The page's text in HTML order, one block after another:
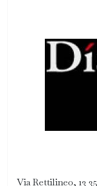
Via Rettilineo, 13